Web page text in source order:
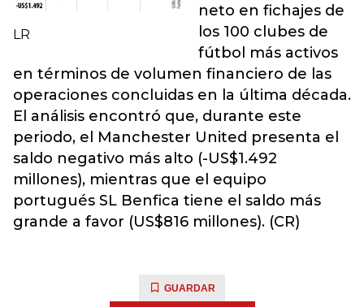
LR
neto en fichajes de
los 100 clubes de
fútbol más activos
en términos de volumen financiero de las
operaciones concluidas en la última década.
El análisis encontró que, durante este
periodo, el Manchester United presenta el
saldo negativo más alto (-US$1.492
millones), mientras que el equipo
portugués SL Benfica tiene el saldo más
grande a favor (US$816 millones). (CR)
GUARDAR